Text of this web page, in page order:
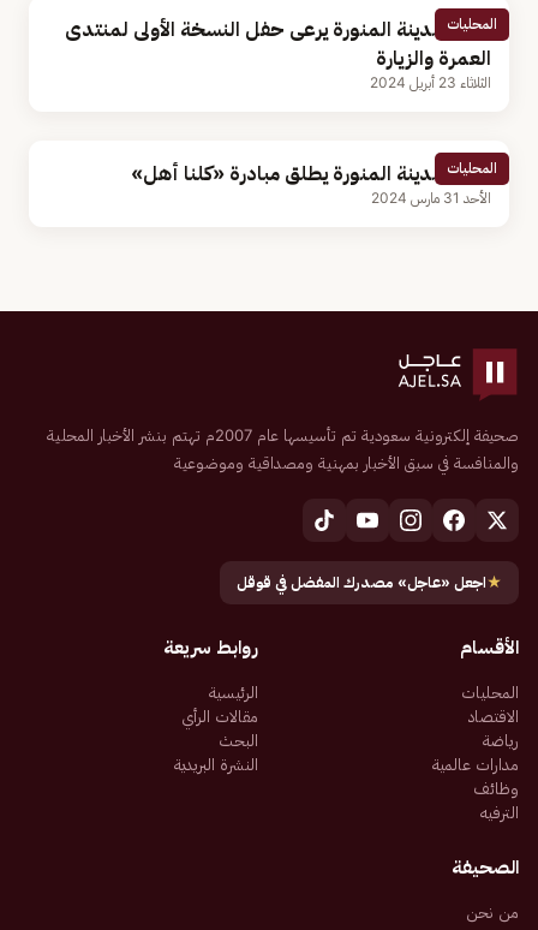
المحليات
أمير المدينة المنورة يرعى حفل النسخة الأولى لمنتدى
العمرة والزيارة
الثلاثاء 23 أبريل 2024
المحليات
أمير المدينة المنورة يطلق مبادرة «كلنا أهل»
الأحد 31 مارس 2024
صحيفة إلكترونية سعودية تم تأسيسها عام 2007م تهتم بنشر الأخبار المحلية
والمنافسة في سبق الأخبار بمهنية ومصداقية وموضوعية
★اجعل «عاجل» مصدرك المفضل في قوقل
الأقسام
المحليات
الاقتصاد
رياضة
مدارات عالمية
وظائف
الترفيه
روابط سريعة
الرئيسية
مقالات الرأي
البحث
النشرة البريدية
الصحيفة
من نحن